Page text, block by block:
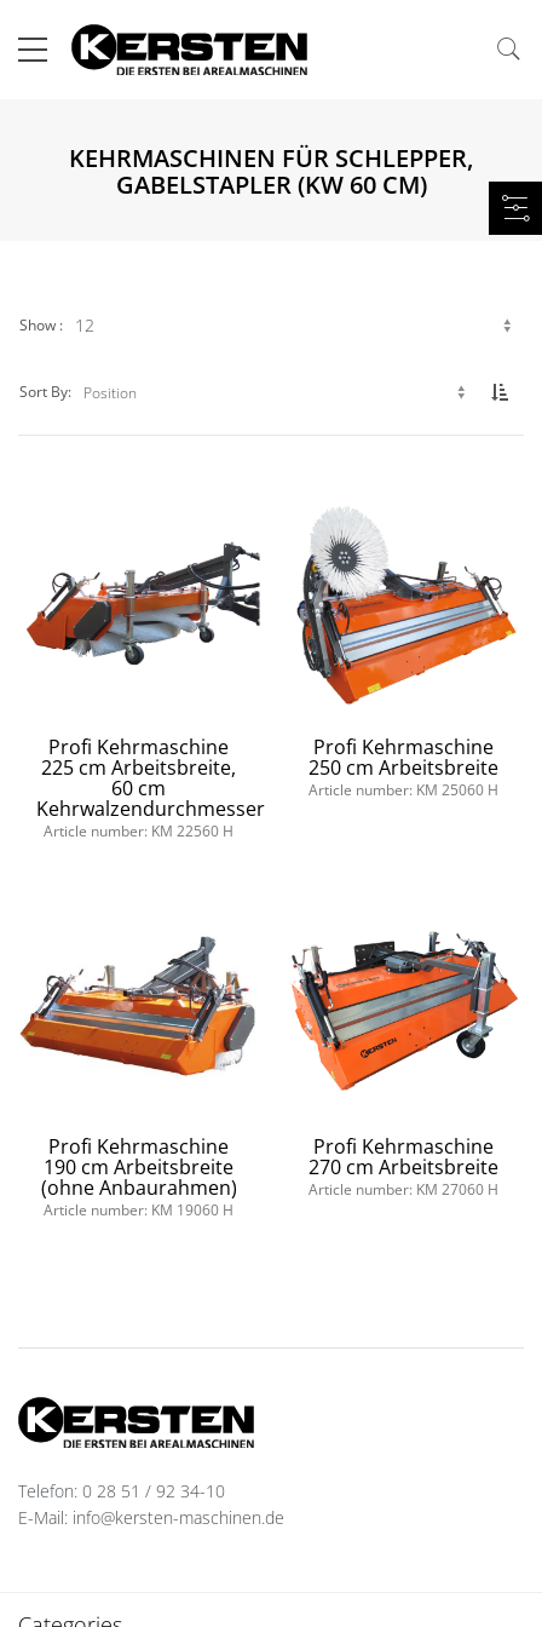
KEHRMASCHINEN FÜR SCHLEPPER,
GABELSTAPLER (KW 60 CM)
Show
Sort By
Profi Kehrmaschine
225 cm Arbeitsbreite,
60 cm
Kehrwalzendurchmesser
Article number: KM 22560 H
Profi Kehrmaschine
250 cm Arbeitsbreite
Article number: KM 25060 H
Profi Kehrmaschine
190 cm Arbeitsbreite
(ohne Anbaurahmen)
Article number: KM 19060 H
Profi Kehrmaschine
270 cm Arbeitsbreite
Article number: KM 27060 H
Telefon: 0 28 51 / 92 34-10
E-Mail: info@kersten-maschinen.de